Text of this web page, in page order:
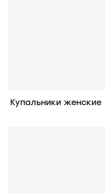
Купальники женские